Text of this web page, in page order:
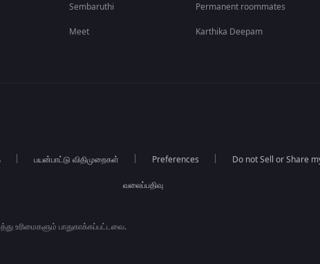
Sembaruthi
Meet
Permanent roommates
Karthika Deepam
பயன்பாட்டு விதிமுறைகள் Preferences Do not Sell or Share
வலைப்பதிவு
உரிமைகளும் பாதுகாக்கப்பட்டவை.